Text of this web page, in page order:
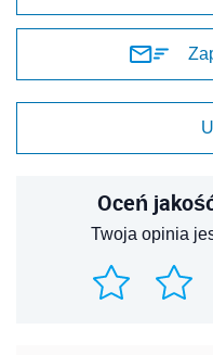
Oceń
Twoja opinia